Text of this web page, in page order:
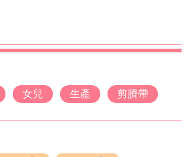
女兒 生產 剪臍帶